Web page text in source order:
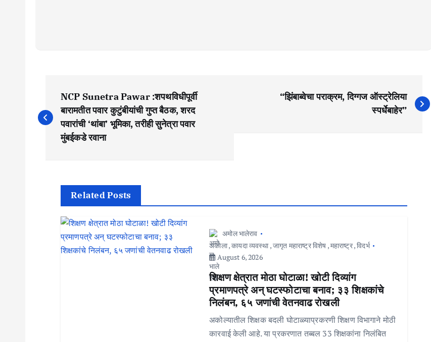
o
s
NCP Sunetra Pawar :शपथविधीपूर्वी
बारामतीत पवार कुटुंबीयांची गुप्त बैठक, शरद
पवारांची ‘थांबा’ भूमिका, तरीही सुनेत्रा पवार
मुंबईकडे रवाना
“झिंबाब्वेचा पराक्रम, दिग्गज ऑस्ट्रेलिया
स्पर्धेबाहेर”
Related Posts
अमोल भालेराव
अकोला,कायदा व्यवस्था,जागृत महाराष्ट्र विशेष ,महाराष्ट्र,विदर्भ
August 6, 2026
शिक्षण क्षेत्रात मोठा घोटाळा! खोटी दिव्यांग
प्रमाणपत्रे अन् घटस्फोटाचा बनाव; ३३ शिक्षकांचे
निलंबन, ६५ जणांची वेतनवाढ रोखली
अकोल्यातील शिक्षक बदली घोटाळ्याप्रकरणी शिक्षण विभागाने मोठी
कारवाई केली आहे. या प्रकरणात तब्बल 33 शिक्षकांना निलंबित